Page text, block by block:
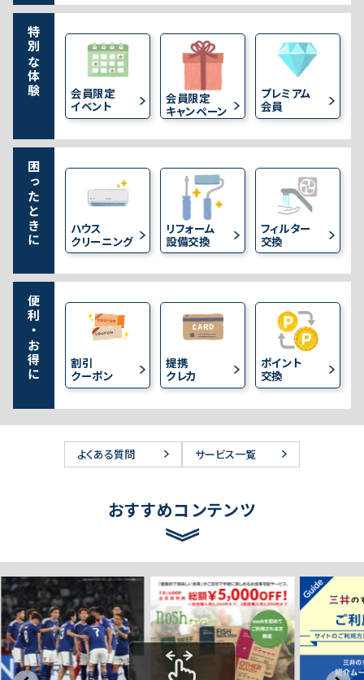
特別な体験
会員限定
イベント
会員限定
キャンペーン
プレミアム
会員
困ったときに
ハウス
クリーニング
リフォーム
設備交換
フィルター
交換
便利・お得に
割引
クーポン
提携
クレカ
ポイント
交換
よくある質問 サービス一覧
おすすめコンテンツ